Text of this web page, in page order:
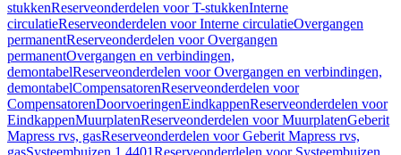
stukkenReserveonderdelen voor T-stukkenInterne
circulatieReserveonderdelen voor Interne circulatieOvergangen
permanentReserveonderdelen voor Overgangen
permanentOvergangen en verbindingen,
demontabelReserveonderdelen voor Overgangen en verbindingen,
demontabelCompensatorenReserveonderdelen voor
CompensatorenDoorvoeringenEindkappenReserveonderdelen voor
EindkappenMuurplatenReserveonderdelen voor MuurplatenGeberit
Mapress rvs, gasReserveonderdelen voor Geberit Mapress rvs,
gasSysteembuizen 1.4401Reserveonderdelen voor Systeembuizen